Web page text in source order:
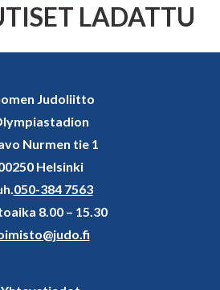
LADATTU
Judoliitto
Nurmen tie 1
Helsinki
050-384 7563
8.00 – 15.30